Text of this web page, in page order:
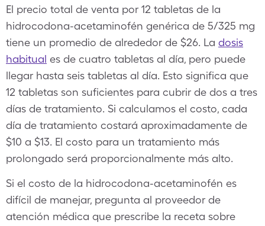
El precio total de venta por 12 tabletas de la
hidrocodona-acetaminofén genérica de 5/325 mg
tiene un promedio de alrededor de $26. La dosis
habitual es de cuatro tabletas al día, pero puede
llegar hasta seis tabletas al día. Esto significa que
12 tabletas son suficientes para cubrir de dos a tres
días de tratamiento. Si calculamos el costo, cada
día de tratamiento costará aproximadamente de
$10 a $13. El costo para un tratamiento más
prolongado será proporcionalmente más alto.
Si el costo de la hidrocodona-acetaminofén es
difícil de manejar, pregunta al proveedor de
atención médica que prescribe la receta sobre